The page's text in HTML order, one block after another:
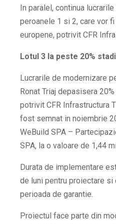
In paralel, continua
peroanele 1 si 2, care vor
europene, potrivit CFR
Lotul 3 la peste 20%
Lucrarile de modernizare
Ronat Triaj depasisera
potrivit CFR Infrastructura
fost semnat in noiembrie
WeBuild SPA –
SPA, la o valoare de 1,44
Durata de implementare
de luni pentru proiectare
perioada de garantie.
Proiectul face parte din